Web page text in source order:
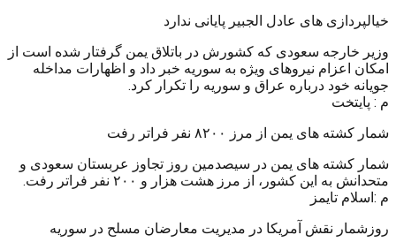
خیالپردازی های عادل الجبیر پایانی ندارد
وزیر خارجه سعودی که کشورش در باتلاق یمن گرفتار شده است از
امکان اعزام نیروهای ویژه به سوریه خبر داد و اظهارات مداخله
جویانه خود درباره عراق و سوریه را تکرار کرد.
م : پایتخت
شمار کشته های یمن از مرز ۸۲۰۰ نفر فراتر رفت
شمار کشته های یمن در سیصدمین روز تجاوز عربستان سعودی و
متحدانش به این کشور، از مرز هشت هزار و ۲۰۰ نفر فراتر رفت.
م :اسلام تایمز
روزشمار نقش آمریکا در مدیریت معارضان مسلح در سوریه